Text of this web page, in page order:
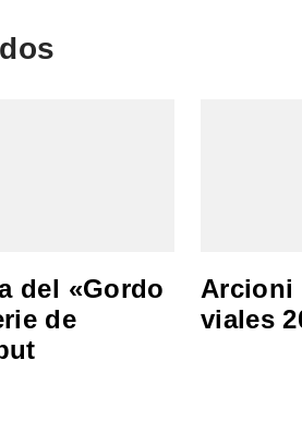
del «Gordo
de
Arcioni
viales